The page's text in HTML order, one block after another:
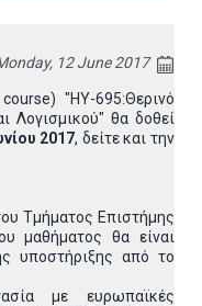
12 June 2017
"ΗΥ-695:Θερινό
Λογισμικού" θα δοθεί
2017, δείτε και την
Τμήματος Επιστήμης
μαθήματος θα είναι
υποστήριξης από το
με ευρωπαϊκές